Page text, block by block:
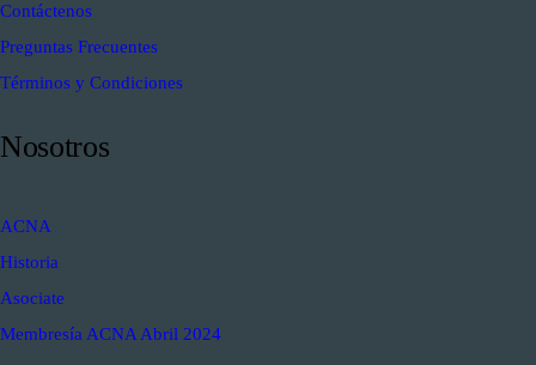
Contáctenos
Preguntas Frecuentes
Términos y Condiciones
Nosotros
ACNA
Historia
Asociate
Membresía ACNA Abril 2024